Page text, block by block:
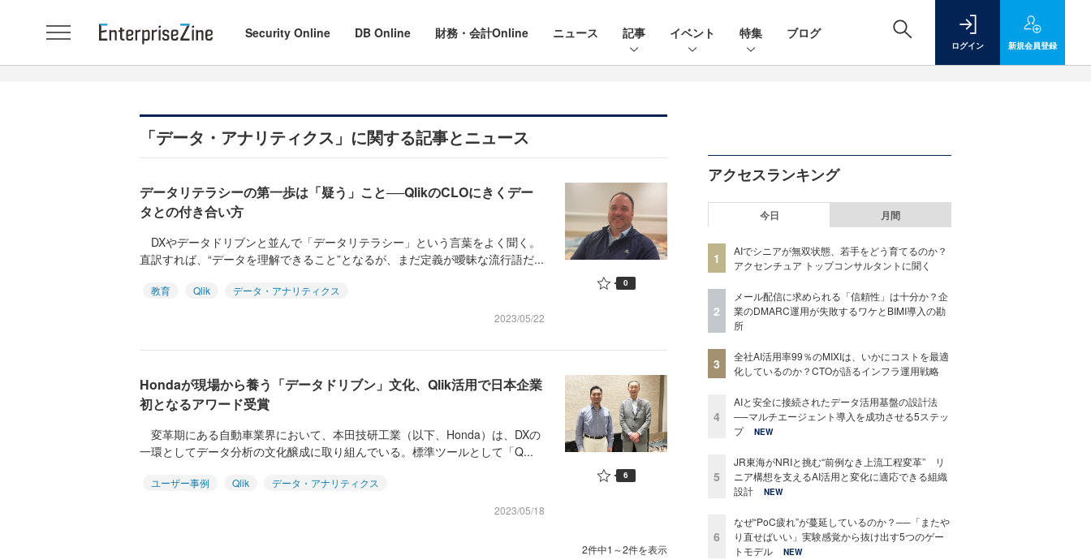
Security Online DB Online 財務・会計Online ニュース 記事 イベント 特集 ブログ
ログイン 新規会員登録
「データ・アナリティクス」に関する記事とニュース
データリテラシーの第一歩は「疑う」こと──QlikのCLOにきくデー
タとの付き合い方
DXやデータドリブンと並んで「データリテラシー」という言葉をよく聞く。
直訳すれば、“データを理解できること”となるが、まだ定義が曖昧な流行語だ...
教育 Qlik
データ・アナリティクス
2023/05/22
0
Hondaが現場から養う「データドリブン」文化、Qlik活用で日本企業
初となるアワード受賞
変革期にある自動車業界において、本田技研工業（以下、Honda）は、DXの
一環としてデータ分析の文化醸成に取り組んでいる。標準ツールとして「Q...
ユーザー事例 Qlik
データ・アナリティクス
2023/05/18
6
2件中1～2件を表示
アクセスランキング
今日 月間
1
AIでシニアが無双状態、若手をどう育てるのか？
アクセンチュア トップコンサルタントに聞く
2
メール配信に求められる「信頼性」は十分か？企
業のDMARC運用が失敗するワケとBIMI導入の勘
所
3
全社AI活用率99％のMIXIは、いかにコストを最適
化しているのか？CTOが語るインフラ運用戦略
4
AIと安全に接続されたデータ活用基盤の設計法
──マルチエージェント導入を成功させる5ステッ
プ
NEW
5
JR東海がNRIと挑む“前例なき上流工程変革” リ
ニア構想を支えるAI活用と変化に適応できる組織
設計
NEW
6
なぜ“PoC疲れ”が蔓延しているのか？──「またや
り直せばいい」実験感覚から抜け出す5つのゲー
トモデル
NEW